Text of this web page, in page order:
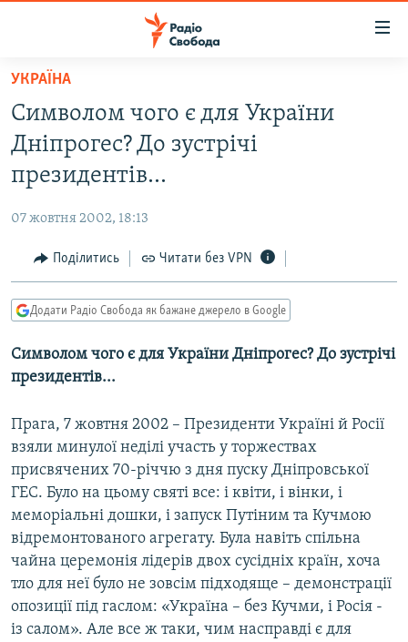
Перейти
основного
матеріалу
до
основної
Перейти
до
пошуку
СТАТТІ
СУСПІЛЬСТВО
УКРАЇНА
РОСІЙСЬКА «ФІЛЬТРАЦІЯ»
ДОНБАС.РЕАЛІЇ
ТИ ЯК?
СХЕМИ
КИТАЙ.ВИКЛИКИ
МУЛЬТИМЕДІА
ФОТО
СПЕЦПРОЄКТИ
ПОДКАСТИ
КРИМ РЕАЛІЇ
РУС
УКР
УКРАЇНА
Символом чого є для України
Дніпрогес? До зустрічі
президентів...
07 жовтня 2002, 18:13
Поділитись Читати без VPN
Додати Радіо Свобода як бажане джерело в Google
Символом чого є для України Дніпрогес? До зустрічі
президентів...
Прага, 7 жовтня 2002 – Президенти Україні й Росії
взяли минулої неділі участь у торжествах
присвячених 70-річчю з дня пуску Дніпровської
ГЕС. Було на цьому святі все: і квіти, і вінки, і
меморіальні дошки, і запуск Путіним та Кучмою
відремонтованого агрегату. Була навіть спільна
чайна церемонія лідерів двох сусідніх країн, хоча
тло для неї було не зовсім підходяще – демонстрації
опозиції під гаслом: «Україна – без Кучми, і Росія -
із салом». Але все ж таки, чим насправді є для